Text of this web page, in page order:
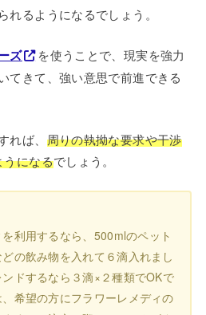
れるようになるでしょう。
ズ
を使うことで、現実を強力
てきて、強い意思で前進できる
れば、 周りの執拗な要求や干渉
うになるでしょう。
利用するなら、500mlのペット
の飲み物を入れて６滴入れまし
ドするなら３滴×２種類でOKで
希望の方にフラワーレメディの